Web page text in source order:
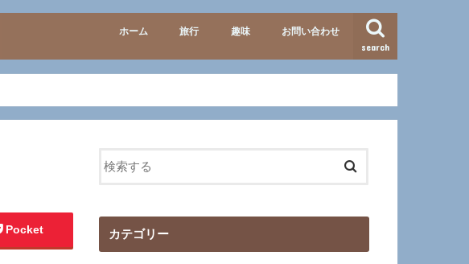
search
ホーム 旅行
準備・便利グッズ
テーマパーク
北海道
九州
イタリア
趣味
歴史
映画･ドラマ
お問い合わせ
Pocket カテゴリー